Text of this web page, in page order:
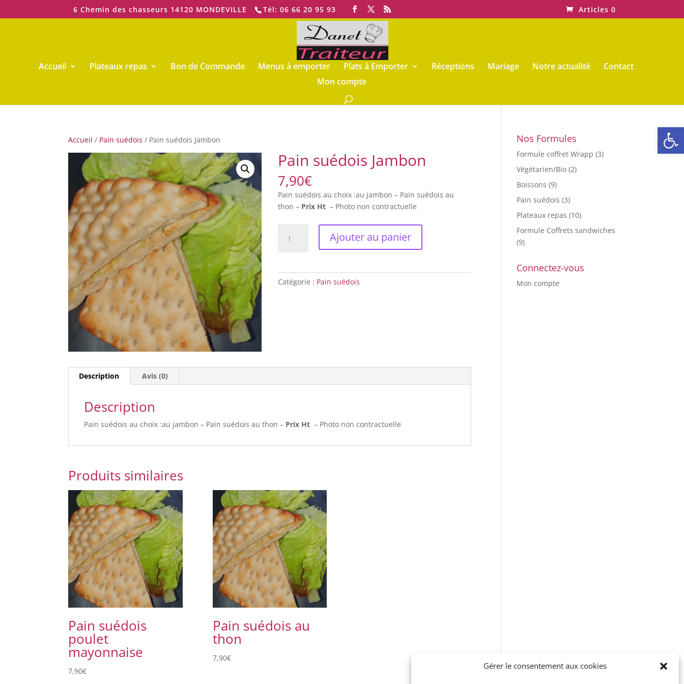
Ouvrir
Gérer le consentement aux cookies
6 Chemin des chasseurs 14120 MONDEVILLE Tél: 06 66 20 95 93 Articles 0
Accueil Plateaux repas Bon de Commande Menus à emporter Plats à Emporter Réceptions Mariage Notre actualité
Contact
Mon compte
Accueil / Pain suédois / Pain suédois Jambon
Pain suédois Jambon
7,90€
Pain suédois au choix :au jambon – Pain suédois au
thon – Prix Ht – Photo non contractuelle
Jambon
Ajouter au panier
Catégorie : Pain suédois
Description Avis (0)
Description
Pain suédois au choix :au jambon – Pain suédois au thon – Prix Ht – Photo non contractuelle
Produits similaires
Pain suédois
poulet
mayonnaise
7,90€
Pain suédois au
thon
7,90€
Nos Formules
Formule coffret Wrapp (3)
Végétarien/Bio (2)
Boissons (9)
Pain suédois (3)
Plateaux repas (10)
Formule Coffrets sandwiches
(9)
Connectez-vous
Mon compte